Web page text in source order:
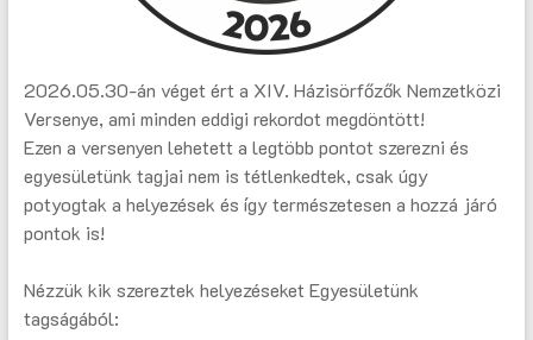
2026.05.30-án véget ért a XIV. Házisörfőzők Nemzetközi
Versenye, ami minden eddigi rekordot megdöntött!
Ezen a versenyen lehetett a legtöbb pontot szerezni és
egyesületünk tagjai nem is tétlenkedtek, csak úgy
potyogtak a helyezések és így természetesen a hozzá járó
pontok is!
Nézzük kik szereztek helyezéseket Egyesületünk
tagságából: